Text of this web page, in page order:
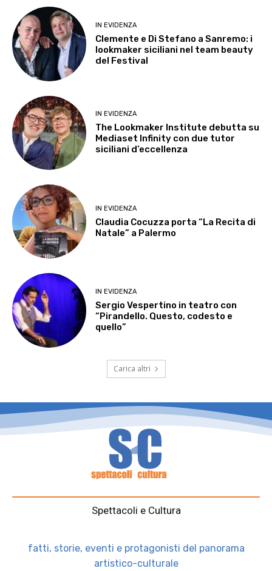
IN EVIDENZA
Clemente e Di Stefano a Sanremo: i
lookmaker siciliani nel team beauty
del Festival
IN EVIDENZA
The Lookmaker Institute debutta su
Mediaset Infinity con due tutor
siciliani d’eccellenza
IN EVIDENZA
Claudia Cocuzza porta “La Recita di
Natale” a Palermo
IN EVIDENZA
Sergio Vespertino in teatro con
“Pirandello. Questo, codesto e
quello”
Carica altri
Spettacoli e Cultura
fatti, storie, eventi e protagonisti del panorama
artistico-culturale